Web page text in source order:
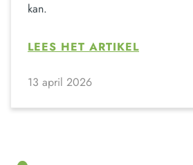
kan.
LEES HET ARTIKEL
13 april 2026